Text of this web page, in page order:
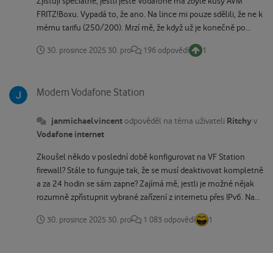
FRITZ!Boxu. Vypadá to, že ano. Na lince mi pouze sdělili, že ne k
mému tarifu (250/200). Mrzí mě, že když už je konečně po
vybrat podle svých potřeb a místo toho čelí zdánlivě náhodně
30. prosince 2025 30. pro 196 odpovědí 1
Modem Vodafone Station
janmichaelvincent odpověděl na téma uživateli Ritchyv
Vodafone internet
Zkoušel někdo v poslední době konfigurovat na VF Station
firewall? Stále to funguje tak, že se musí deaktivovat kompletně
a za 24 hodin se sám zapne? Zajímá mě, jestli je možné nějak
rozumně zpřístupnit vybrané zařízení z internetu přes IPv6. Na
jednou za den spustí nějaký skript, který ten firewall vypne. 😂
30. prosince 2025 30. pro 1 083 odpovědí 1